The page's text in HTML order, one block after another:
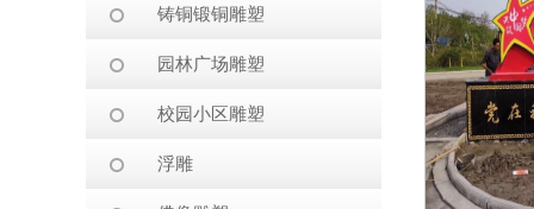
铸铜锻铜雕塑
园林广场雕塑
校园小区雕塑
浮雕